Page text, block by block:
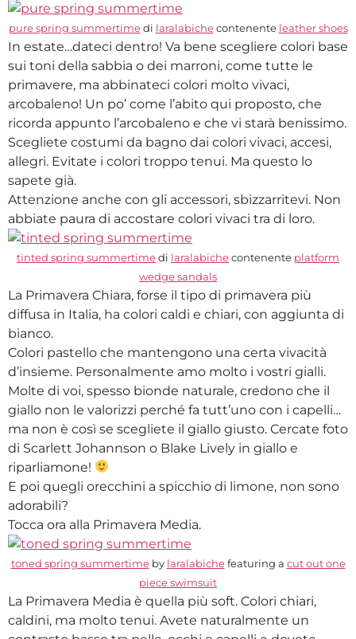
pure spring summertimedi laralabichecontenente leather shoes
In estate…dateci dentro! Va bene scegliere colori base
sui toni della sabbia o dei marroni, come tutte le
primavere, ma abbinateci colori molto vivaci,
arcobaleno! Un po’ come l’abito qui proposto, che
ricorda appunto l’arcobaleno e che vi starà benissimo.
Scegliete costumi da bagno dai colori vivaci, accesi,
allegri. Evitate i colori troppo tenui. Ma questo lo
sapete già.
Attenzione anche con gli accessori, sbizzarritevi. Non
abbiate paura di accostare colori vivaci tra di loro.
tinted spring summertime di laralabiche contenente platform
wedge sandals
La Primavera Chiara, forse il tipo di primavera più
diffusa in Italia, ha colori caldi e chiari, con aggiunta di
bianco.
Colori pastello che mantengono una certa vivacità
d’insieme. Personalmente amo molto i vostri gialli.
Molte di voi, spesso bionde naturale, credono che il
giallo non le valorizzi perché fa tutt’uno con i capelli…
ma non è così se scegliete il giallo giusto. Cercate foto
di Scarlett Johannson o Blake Lively in giallo e
riparliamone!
E poi quegli orecchini a spicchio di limone, non sono
adorabili?
Tocca ora alla Primavera Media.
toned spring summertimeby laralabichefeaturing a cut out one
piece swimsuit
La Primavera Media è quella più soft. Colori chiari,
caldini, ma molto tenui. Avete naturalmente un